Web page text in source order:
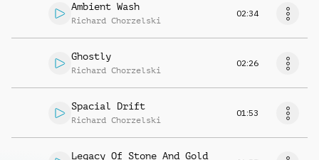
Ambient Wash
Richard Chorzelski
02:34
Ghostly
Richard Chorzelski
02:26
Spacial Drift
Richard Chorzelski
01:53
Legacy Of Stone And Gold